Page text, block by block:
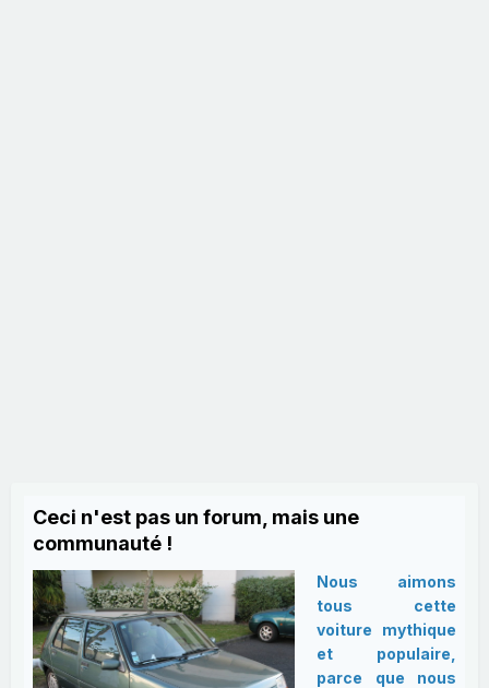
Ceci n'est pas un forum, mais une
communauté !
Nous aimons
tous cette
voiture mythique
et populaire,
parce que nous